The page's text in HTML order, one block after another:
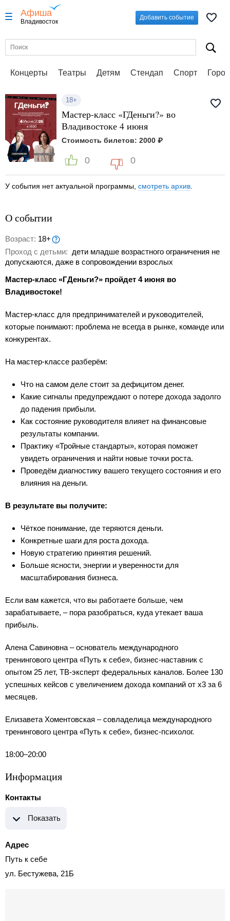
Афиша
Владивосток
Добавить событие
Концерты Театры Детям Стендап Спорт
18+
Мастер-класс «ГДеньги?» во
Владивостоке 4 июня
Стоимость билетов: 2000 ₽
0 0
У события нет актуальной программы, смотреть архив
О событии
Возраст: 18+
Проход с детьми: дети младше возрастного ограничения не
допускаются, даже в сопровождении взрослых
Мастер-класс «ГДеньги?» пройдет 4 июня во
Владивостоке!
Мастер-класс для предпринимателей и руководителей,
которые понимают: проблема не всегда в рынке, команде или
конкурентах.
На мастер-классе разберём:
Что на самом деле стоит за дефицитом денег.
Какие сигналы предупреждают о потере дохода задолго
до падения прибыли.
Как состояние руководителя влияет на финансовые
результаты компании.
Практику «Тройные стандарты», которая поможет
увидеть ограничения и найти новые точки роста.
Проведём диагностику вашего текущего состояния и его
влияния на деньги.
В результате вы получите:
Чёткое понимание, где теряются деньги.
Конкретные шаги для роста дохода.
Новую стратегию принятия решений.
Больше ясности, энергии и уверенности для
масштабирования бизнеса.
Если вам кажется, что вы работаете больше, чем
зарабатываете, – пора разобраться, куда утекает ваша
прибыль.
Алена Савиновна – основатель международного
тренингового центра «Путь к себе», бизнес-наставник с
опытом 25 лет, ТВ-эксперт федеральных каналов. Более 130
успешных кейсов с увеличением дохода компаний от х3 за 6
месяцев.
Елизавета Хоментовская – совладелица международного
тренингового центра «Путь к себе», бизнес-психолог.
18:00–20:00
Информация
Контакты
Показать
Адрес
Путь к себе
ул. Бестужева, 21Б